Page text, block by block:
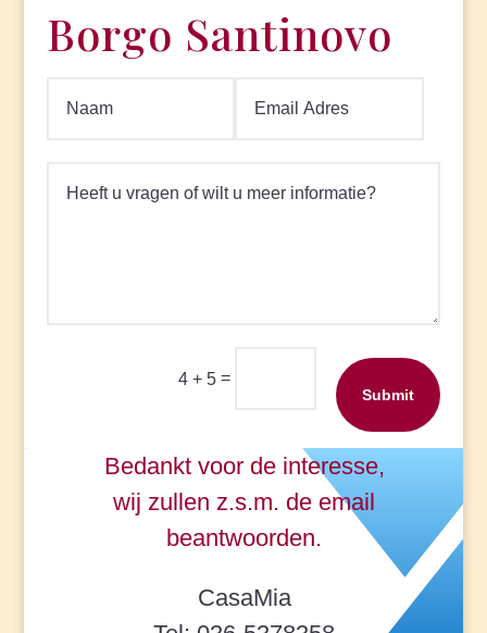
Borgo Santinovo
4 + 5 =
Submit
Bedankt voor de interesse,
wij zullen z.s.m. de email
beantwoorden.
CasaMia